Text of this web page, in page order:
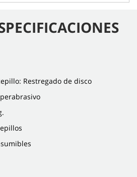
Restregado de disco